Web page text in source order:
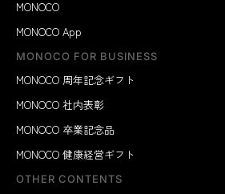
MONOCO
MONOCO App
MONOCO FOR BUSINESS
MONOCO 周年記念ギフト
MONOCO 社内表彰
MONOCO 卒業記念品
MONOCO 健康経営ギフト
OTHER CONTENTS